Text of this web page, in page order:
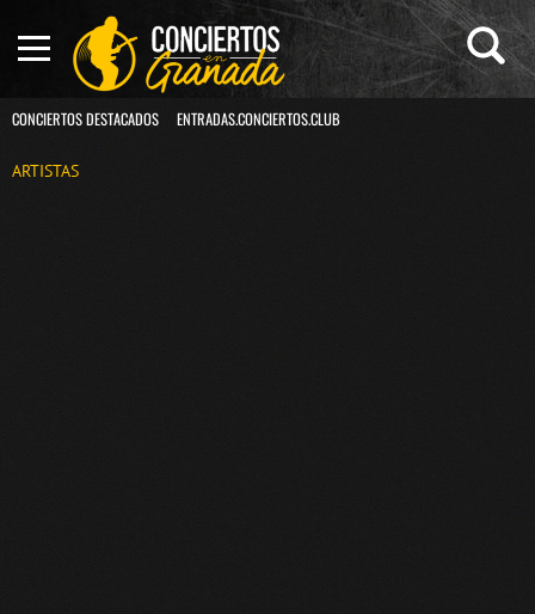
CONCIERTOS DESTACADOS ENTRADAS.CONCIERTOS.CLUB
ARTISTAS